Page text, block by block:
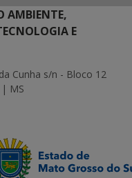
AMBIENTE,
E
Cunha s/n - Bloco 12
| MS